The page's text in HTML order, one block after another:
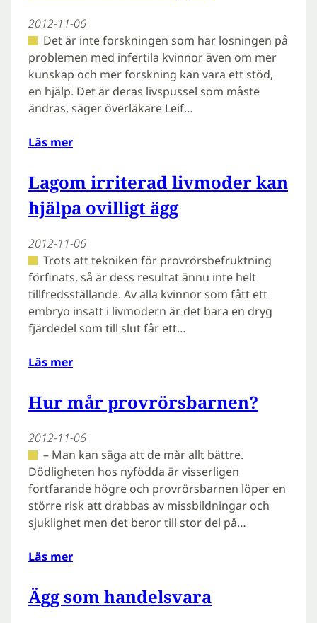
2012-11-06
Det är inte forskningen som har lösningen på
problemen med infertila kvinnor även om mer
kunskap och mer forskning kan vara ett stöd,
en hjälp. Det är deras livspussel som måste
ändras, säger överläkare Leif…
Läs mer
Lagom irriterad livmoder kan
hjälpa ovilligt ägg
2012-11-06
Trots att tekniken för provrörsbefruktning
förfinats, så är dess resultat ännu inte helt
tillfredsställande. Av alla kvinnor som fått ett
embryo insatt i livmodern är det bara en dryg
fjärdedel som till slut får ett…
Läs mer
Hur mår provrörsbarnen?
2012-11-06
– Man kan säga att de mår allt bättre.
Dödligheten hos nyfödda är visserligen
fortfarande högre och provrörsbarnen löper en
större risk att drabbas av missbildningar och
sjuklighet men det beror till stor del på…
Läs mer
Ägg som handelsvara